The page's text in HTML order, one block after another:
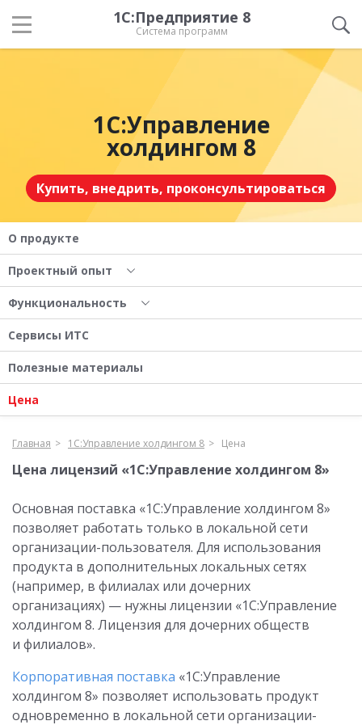
1С:Предприятие 8
Система программ
1С:Управление
холдингом 8
Купить, внедрить, проконсультироваться
О продукте
Проектный опыт
Функциональность
Сервисы ИТС
Полезные материалы
Цена
Главная 1С:Управление холдингом 8 Цена
Цена лицензий «1С:Управление холдингом 8»
Основная поставка «1С:Управление холдингом 8»
позволяет работать только в локальной сети
организации-пользователя. Для использования
продукта в дополнительных локальных сетях
(например, в филиалах или дочерних
организациях) — нужны лицензии «1С:Управление
холдингом 8. Лицензия для дочерних обществ
и филиалов».
Корпоративная поставка «1С:Управление
холдингом 8» позволяет использовать продукт
одновременно в локальной сети организации-